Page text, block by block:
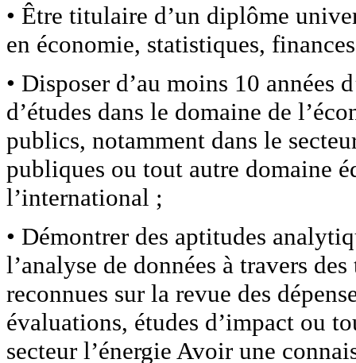
• Être titulaire d’un diplôme
en économie, statistiques,
• Disposer d’au moins 10 années
d’études dans le domaine de
publics, notamment dans le
publiques ou tout autre domaine
l’international ;
• Démontrer des aptitudes
l’analyse de données à travers
reconnues sur la revue des
évaluations, études d’impact ou
secteur l’énergie Avoir une